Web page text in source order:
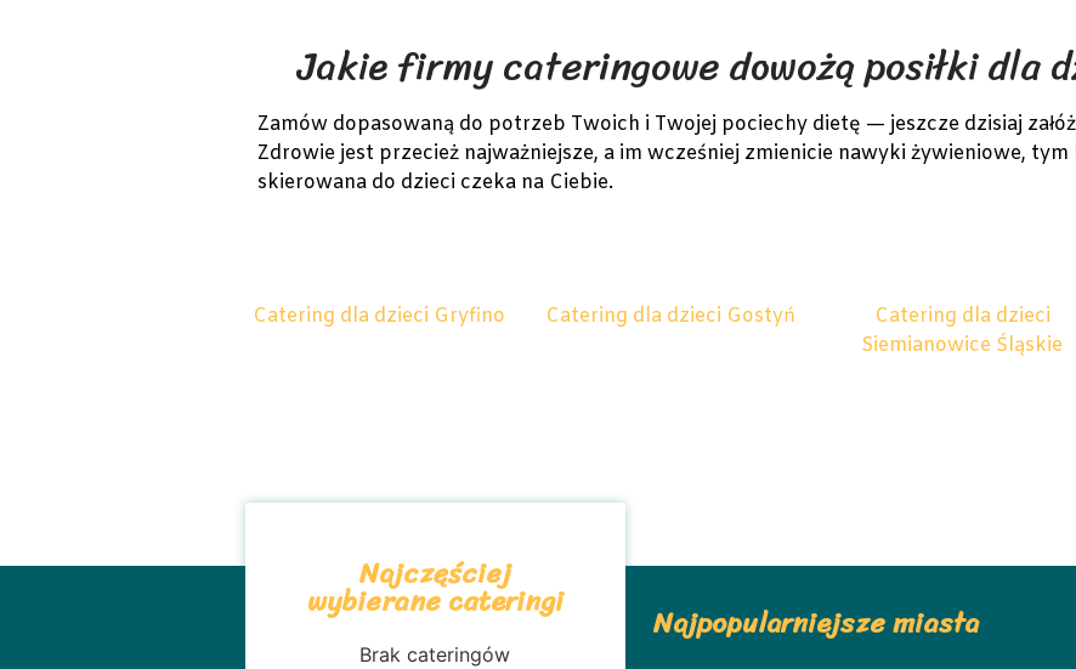
Jakie firmy cateringowe dowożą posiłki dla
Zamów dopasowaną do potrzeb Twoich i Twojej pociechy dietę — jeszcze dzisiaj
Zdrowie jest przecież najważniejsze, a im wcześniej zmienicie nawyki żywieniowe,
skierowana do dzieci czeka na Ciebie.
Catering dla dzieci Gryfino Catering dla dzieci Gostyń
Catering dla dzieci
Siemianowice Śląskie
Najczęściej
wybierane cateringi
Brak cateringów
Najpopularniejsze miasta